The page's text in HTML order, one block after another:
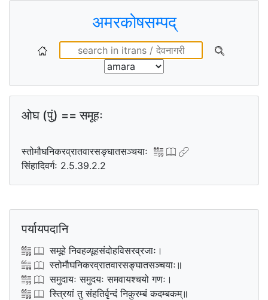
अमरकोषसम्पद्
ओघ (पुं) == समूहः
स्तोमौघनिकरव्रातवारसङ्घातसञ्चयाः
सिंहादिवर्गः 2.5.39.2.2
पर्यायपदानि
समूहे निवहव्यूहसंदोहविसरव्रजाः।
स्तोमौघनिकरव्रातवारसङ्घातसञ्चयाः॥
समुदायः समुदयः समवायश्चयो गणः।
स्त्रियां तु संहतिर्वृन्दं निकुरम्बं कदम्बकम्॥